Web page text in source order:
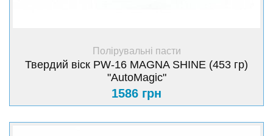
+ Купити
Полірувальні пасти
Твердий віск PW-16 MAGNA SHINE (453 гр)
"AutoMagic"
1586 грн